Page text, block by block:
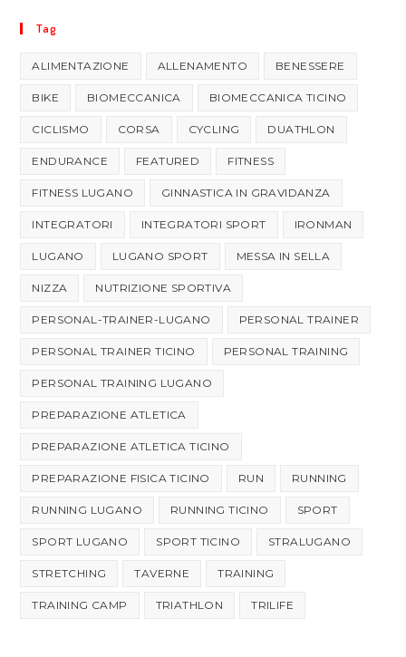
Tag
ALIMENTAZIONE ALLENAMENTO BENESSERE
BIKE BIOMECCANICA BIOMECCANICA TICINO
CICLISMO CORSA CYCLING DUATHLON
ENDURANCE FEATURED FITNESS
FITNESS LUGANO GINNASTICA IN GRAVIDANZA
INTEGRATORI INTEGRATORI SPORT IRONMAN
LUGANO LUGANO SPORT MESSA IN SELLA
NIZZA NUTRIZIONE SPORTIVA
PERSONAL-TRAINER-LUGANO PERSONAL TRAINER
PERSONAL TRAINER TICINO PERSONAL TRAINING
PERSONAL TRAINING LUGANO
PREPARAZIONE ATLETICA
PREPARAZIONE ATLETICA TICINO
PREPARAZIONE FISICA TICINO RUN RUNNING
RUNNING LUGANO RUNNING TICINO SPORT
SPORT LUGANO SPORT TICINO STRALUGANO
STRETCHING TAVERNE TRAINING
TRAINING CAMP TRIATHLON TRILIFE